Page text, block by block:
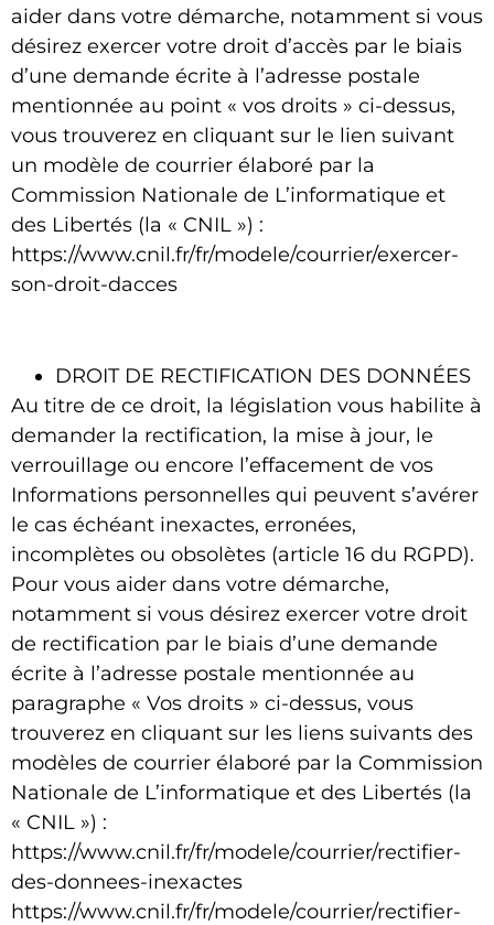
aider dans votre démarche, notamment si vous
désirez exercer votre droit d’accès par le biais
d’une demande écrite à l’adresse postale
mentionnée au point « vos droits » ci-dessus,
vous trouverez en cliquant sur le lien suivant
un modèle de courrier élaboré par la
Commission Nationale de L’informatique et
des Libertés (la « CNIL ») :
https://www.cnil.fr/fr/modele/courrier/exercer-
son-droit-dacces
DROIT DE RECTIFICATION DES DONNÉES
Au titre de ce droit, la législation vous habilite à
demander la rectification, la mise à jour, le
verrouillage ou encore l’effacement de vos
Informations personnelles qui peuvent s’avérer
le cas échéant inexactes, erronées,
incomplètes ou obsolètes (article 16 du RGPD).
Pour vous aider dans votre démarche,
notamment si vous désirez exercer votre droit
de rectification par le biais d’une demande
écrite à l’adresse postale mentionnée au
paragraphe « Vos droits » ci-dessus, vous
trouverez en cliquant sur les liens suivants des
modèles de courrier élaboré par la Commission
Nationale de L’informatique et des Libertés (la
« CNIL ») :
https://www.cnil.fr/fr/modele/courrier/rectifier-
des-donnees-inexactes
https://www.cnil.fr/fr/modele/courrier/rectifier-